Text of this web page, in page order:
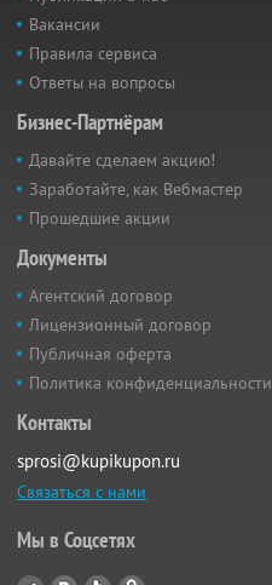
Вакансии
Правила сервиса
Ответы на вопросы
Бизнес-Партнёрам
Давайте сделаем акцию!
Заработайте, как Вебмастер
Прошедшие акции
Документы
Агентский договор
Лицензионный договор
Публичная оферта
Политика конфиденциальности
Контакты
sprosi@kupikupon.ru
Связаться с нами
Мы в Соцсетях